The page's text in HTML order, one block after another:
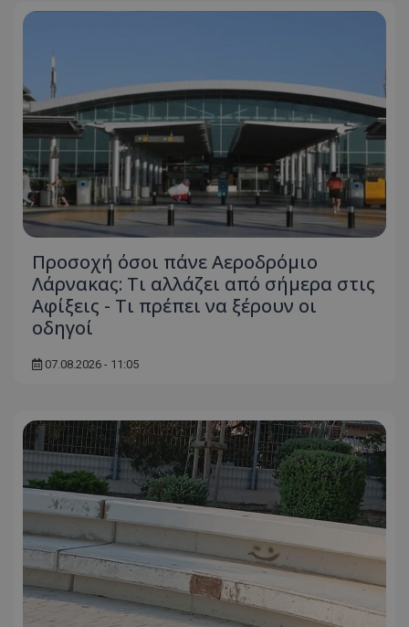
Προσοχή όσοι πάνε Αεροδρόμιο
Λάρνακας: Τι αλλάζει από σήμερα στις
Αφίξεις - Τι πρέπει να ξέρουν οι
οδηγοί
07.08.2026 - 11:05